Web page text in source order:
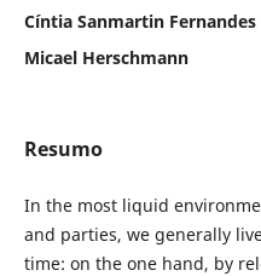
Cíntia Sanmartin Fernandes
Micael Herschmann
Resumo
In the most liquid
and parties, we generally
time: on the one hand, by